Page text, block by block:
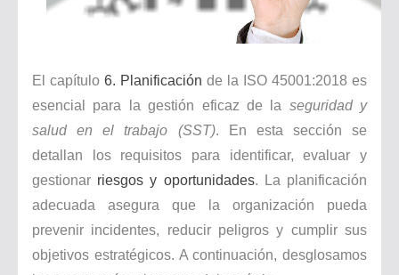
El capítulo 6. Planificación de la ISO 45001:2018 es
esencial para la gestión eficaz de la seguridad y
salud en el trabajo (SST). En esta sección se
detallan los requisitos para identificar, evaluar y
gestionar riesgos y oportunidades. La planificación
adecuada asegura que la organización pueda
prevenir incidentes, reducir peligros y cumplir sus
objetivos estratégicos. A continuación, desglosamos